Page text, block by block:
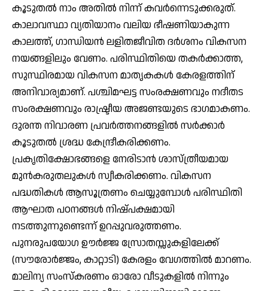
കൂടുതൽ നാം അതിൽ നിന്ന് കവർന്നെടുക്കരുത്.
കാലാവസ്ഥാ വ്യതിയാനം വലിയ ഭീഷണിയാകുന്ന
കാലത്ത്, ഗാന്ധിയൻ ലളിതജീവിത ദർശനം വികസന
നയങ്ങളിലും വേണം. പരിസ്ഥിതിയെ തകർക്കാത്ത,
സുസ്ഥിരമായ വികസന മാതൃകകൾ കേരളത്തിന്
അനിവാര്യമാണ്. പശ്ചിമഘട്ട സംരക്ഷണവും നദീതട
സംരക്ഷണവും രാഷ്ട്രീയ അജണ്ടയുടെ ഭാഗമാകണം.
ദുരന്ത നിവാരണ പ്രവർത്തനങ്ങളിൽ സർക്കാർ
കൂടുതൽ ശ്രദ്ധ കേന്ദ്രീകരിക്കണം.
പ്രകൃതിക്ഷോഭങ്ങളെ നേരിടാൻ ശാസ്ത്രീയമായ
മുൻകരുതലുകൾ സ്വീകരിക്കണം. വികസന
പദ്ധതികൾ ആസൂത്രണം ചെയ്യുമ്പോൾ പരിസ്ഥിതി
ആഘാത പഠനങ്ങൾ നിഷ്പക്ഷമായി
നടത്തുന്നുണ്ടെന്ന് ഉറപ്പുവരുത്തണം.
പുനരുപയോഗ ഊർജ്ജ സ്രോതസ്സുകളിലേക്ക്
(സൗരോർജ്ജം, കാറ്റാടി) കേരളം വേഗത്തിൽ മാറണം.
മാലിന്യ സംസ്കരണം ഓരോ വീടുകളിൽ നിന്നും